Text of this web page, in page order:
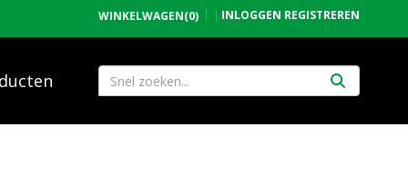
WINKELWAGEN(0) INLOGGEN REGISTREREN